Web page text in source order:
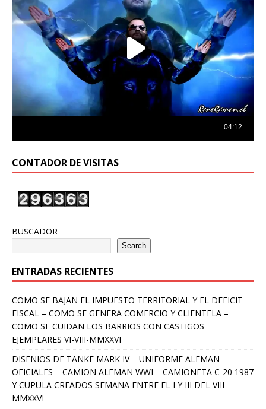
CONTADOR DE VISITAS
BUSCADOR
Search
ENTRADAS RECIENTES
COMO SE BAJAN EL IMPUESTO TERRITORIAL Y EL DEFICIT
FISCAL – COMO SE GENERA COMERCIO Y CLIENTELA –
COMO SE CUIDAN LOS BARRIOS CON CASTIGOS
EJEMPLARES VI-VIII-MMXXVI
DISENIOS DE TANKE MARK IV – UNIFORME ALEMAN
OFICIALES – CAMION ALEMAN WWI – CAMIONETA C-20 1987
Y CUPULA CREADOS SEMANA ENTRE EL I Y III DEL VIII-
MMXXVI